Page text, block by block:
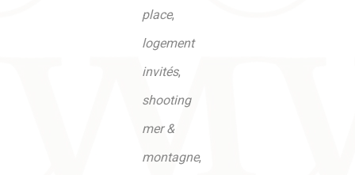
place,
logement
invités,
shooting
mer &
montagne,